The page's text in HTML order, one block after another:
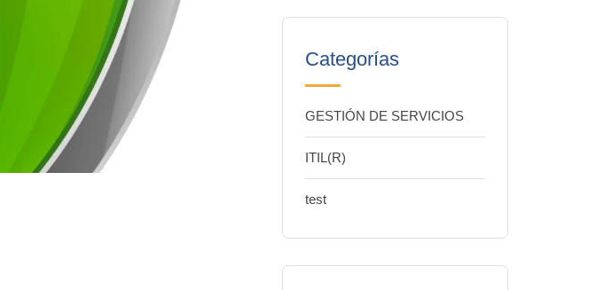
Categorías
GESTIÓN DE SERVICIOS
ITIL(R)
test